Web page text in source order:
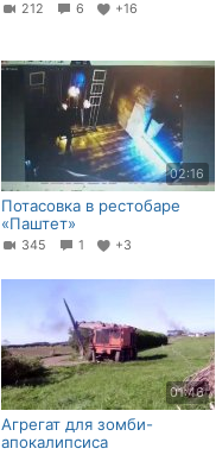
212 6 +16
02:16
Потасовка в рестобаре
«Паштет»
345 1 +3
01:46
Агрегат для зомби-
апокалипсиса